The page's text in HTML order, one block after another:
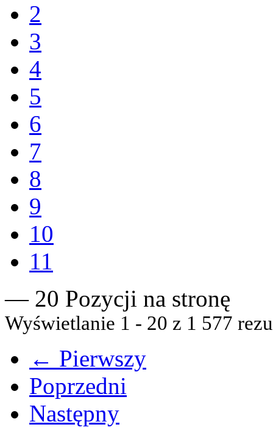
2
3
4
5
6
7
8
9
10
11
— 20 Pozycji na stronę
Wyświetlanie 1 - 20 z 1 577
← Pierwszy
Poprzedni
Następny